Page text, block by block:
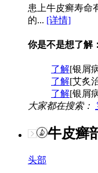
患上牛皮癣寿命
的... [详情]
你是不是想了解：
了解[银屑
了解[艾炙
了解[银屑
大家都在搜索：
牛皮癣
头部